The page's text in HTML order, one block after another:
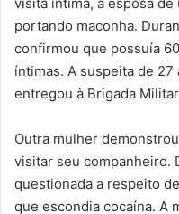
portando maconha.
confirmou que possuía
íntimas. A suspeita de
entregou à Brigada
Outra mulher
visitar seu companheiro.
questionada a respeito
que escondia cocaína. A